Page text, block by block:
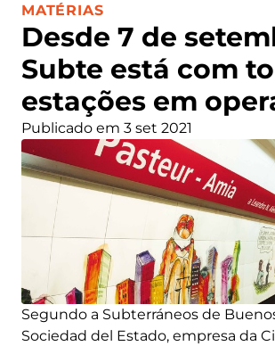
Desde 7 de
Subte está com
estações em
CATEGORIA:
MATÉRIAS
Publicado em 3 set 2021
Segundo a Subterráneos de
Sociedad del Estado, empresa da